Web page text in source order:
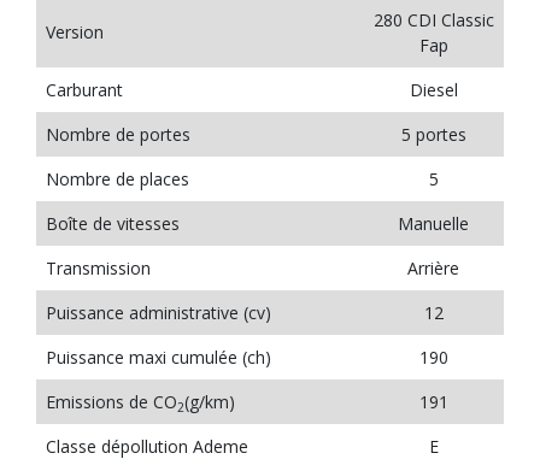
Version
280 CDI Classic
Fap
Carburant
Diesel
Nombre de portes
5 portes
Nombre de places
5
Boîte de vitesses
Manuelle
Transmission
Arrière
Puissance administrative (cv)
12
Puissance maxi cumulée (ch)
190
Emissions de CO2(g/km)
191
Classe dépollution Ademe
E